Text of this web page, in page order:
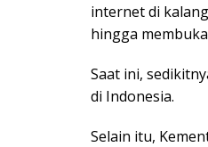
internet di
hingga
Saat ini,
di Indonesia.
Selain itu,